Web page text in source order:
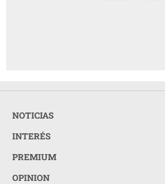
NOTICIAS
INTERÉS
PREMIUM
OPINION